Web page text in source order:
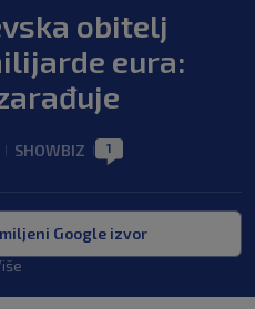
obitelj
eura:
SHOWBIZ 1
Google izvor